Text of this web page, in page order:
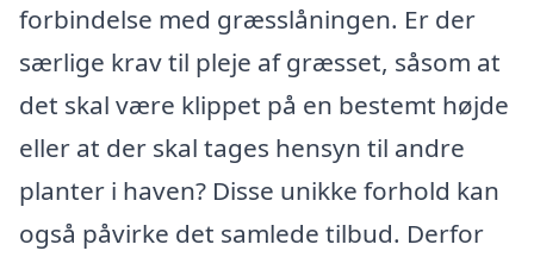
forbindelse med græsslåningen. Er der
særlige krav til pleje af græsset, såsom at
det skal være klippet på en bestemt højde
eller at der skal tages hensyn til andre
planter i haven? Disse unikke forhold kan
også påvirke det samlede tilbud. Derfor